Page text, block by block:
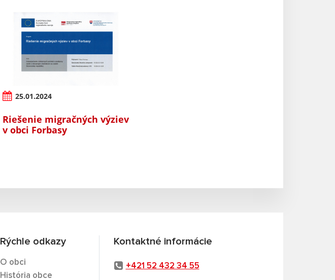
25.01.2024
Riešenie migračných výziev
v obci Forbasy
Rýchle odkazy
O obci
História obce
Kontaktné informácie
+421 52 432 34 55